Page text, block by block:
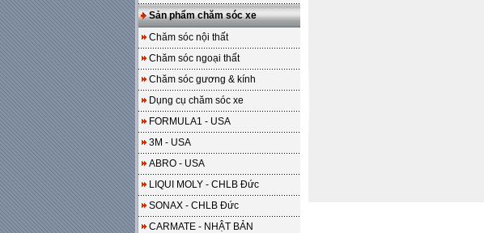
Sản phẩm chăm sóc xe
Chăm sóc nội thất
Chăm sóc ngoại thất
Chăm sóc gương & kính
Dụng cụ chăm sóc xe
FORMULA1 - USA
3M - USA
ABRO - USA
LIQUI MOLY - CHLB Đức
SONAX - CHLB Đức
CARMATE - NHẬT BẢN